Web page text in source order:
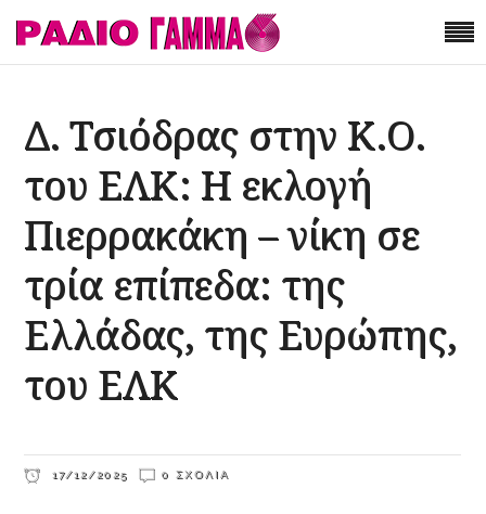
Δ. Τσιόδρας στην Κ.Ο.
του ΕΛΚ: Η εκλογή
Πιερρακάκη – νίκη σε
τρία επίπεδα: της
Ελλάδας, της Ευρώπης,
του ΕΛΚ
17/12/2025 0 ΣΧΌΛΙΑ